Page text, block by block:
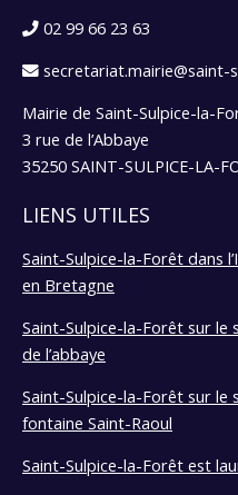
02 99 66 23 63
Mairie de Saint-Sulpice-la-
3 rue de l’Abbaye
35250 SAINT-SULPICE-LA-
LIENS UTILES
Saint-Sulpice-la-Forêt dans
en Bretagne
Saint-Sulpice-la-Forêt sur le
de l’abbaye
Saint-Sulpice-la-Forêt sur le
fontaine Saint-Raoul
Saint-Sulpice-la-Forêt est